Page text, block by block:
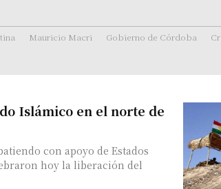
Mauricio Macri Gobierno de Córdoba
Islámico en el norte de
con apoyo de Estados
hoy la liberación del